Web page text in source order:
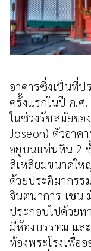
อาคารซึ่งเป็นที่
ครั้งแรกในปี ค.ศ
ในช่วงรัชสมัยขอ
Joseon) ตัวอาค
อยู่บนแท่นหิน 2
สี่เหลี่ยมขนาดให
ด้วยประติมากรร
จินตนาการ เช่น
ประกอบไปด้วยท
มีห้องบรรทม แล
ท้องพระโรงเพื่อ